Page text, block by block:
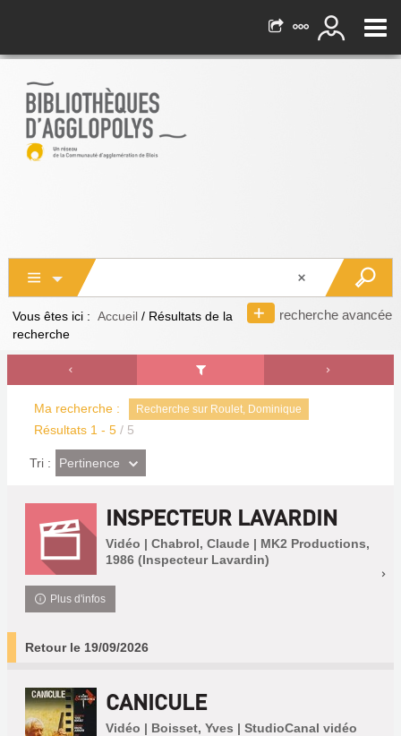
recherche avancée
Vous êtes ici : Accueil / Résultats de la
recherche
Ma recherche : Recherche sur Roulet, Dominique
Résultats 1 - 5 / 5
Tri : (Effet
imédiat)
Pertinence
INSPECTEUR LAVARDIN
Vidéo | Chabrol, Claude | MK2 Productions,
1986 (Inspecteur Lavardin)
Plus d'infos
Retour le 19/09/2026
CANICULE
Vidéo | Boisset, Yves | StudioCanal vidéo